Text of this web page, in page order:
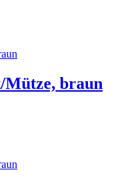
Mütze, braun